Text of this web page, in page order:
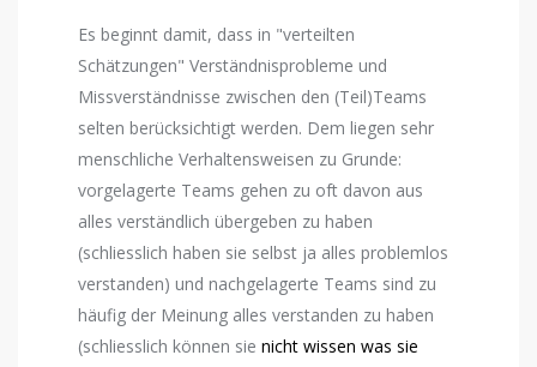
Es beginnt damit, dass in "verteilten
Schätzungen" Verständnisprobleme und
Missverständnisse zwischen den (Teil)Teams
selten berücksichtigt werden. Dem liegen sehr
menschliche Verhaltensweisen zu Grunde:
vorgelagerte Teams gehen zu oft davon aus
alles verständlich übergeben zu haben
(schliesslich haben sie selbst ja alles problemlos
verstanden) und nachgelagerte Teams sind zu
häufig der Meinung alles verstanden zu haben
(schliesslich können sie nicht wissen was sie